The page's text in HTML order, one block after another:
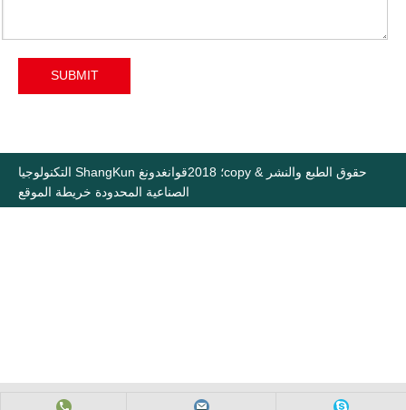
SUBMIT
حقوق الطبع والنشر & copy؛ 2018
قوانغدونغ ShangKun التكنولوجيا
الصناعية المحدودة خريطة الموقع